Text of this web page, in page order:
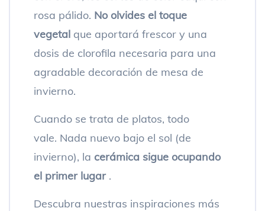
rosa pálido. No olvides el toque
vegetal que aportará frescor y una
dosis de clorofila necesaria para una
agradable decoración de mesa de
invierno.
Cuando se trata de platos, todo
vale. Nada nuevo bajo el sol (de
invierno), la cerámica sigue ocupando
el primer lugar.
Descubra nuestras inspiraciones más